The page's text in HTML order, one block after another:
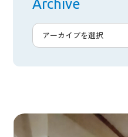
施工可能エリア
お客様の声
Archive